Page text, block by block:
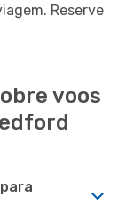
Reserve
voos